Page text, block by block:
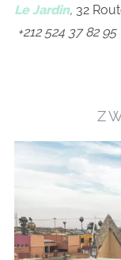
Le Jardin, 32
+212 524 37 82 95